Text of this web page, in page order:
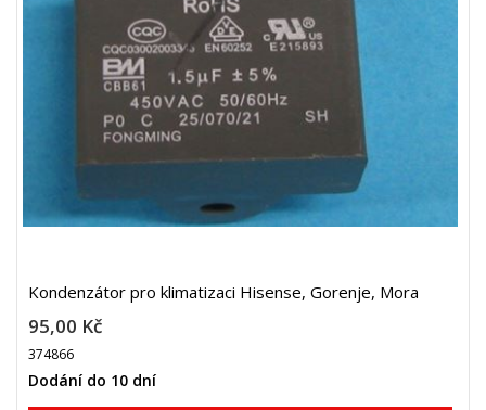
Kondenzátor pro klimatizaci Hisense, Gorenje, Mora
95,00 Kč
374866
Dodání do 10 dní